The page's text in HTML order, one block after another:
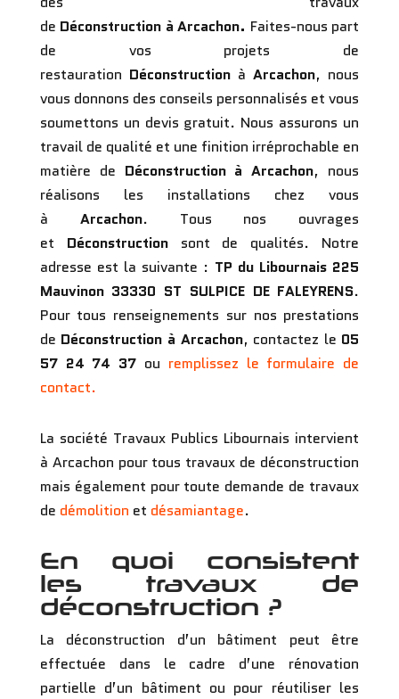
de Déconstruction à Arcachon. Faites-nous part
de vos projets de
restauration DéconstructionàArcachon, nous
vous donnons des conseils personnalisés et vous
soumettons un devis gratuit. Nous assurons un
travail de qualité et une finition irréprochable en
matière de Déconstructionà Arcachon, nous
réalisons les installations chez vous
à Arcachon. Tous nos ouvrages
et Déconstructionsont de qualités. Notre
adresse est la suivante : TP du Libournais 225
Mauvinon 33330 ST SULPICE DE FALEYRENS.
Pour tous renseignements sur nos prestations
de Déconstruction à Arcachon, contactez le 05
57 24 74 37 ou remplissez le formulaire de
contact.
La société Travaux Publics Libournais intervient
à Arcachon pour tous travaux de déconstruction
mais également pour toute demande de travaux
de démolition et désamiantage.
En quoi consistent
les travaux de
déconstruction ?
La déconstruction d’un bâtiment peut être
effectuée dans le cadre d’une rénovation
partielle d’un bâtiment ou pour réutiliser les